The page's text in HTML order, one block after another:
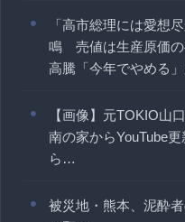
「高市総理には愛想
鳴 売値は生産原価
高騰「今年でやめる
【画像】元TOKIO山
南の家からYouTube
ら…
被災地・熊本、泥酔